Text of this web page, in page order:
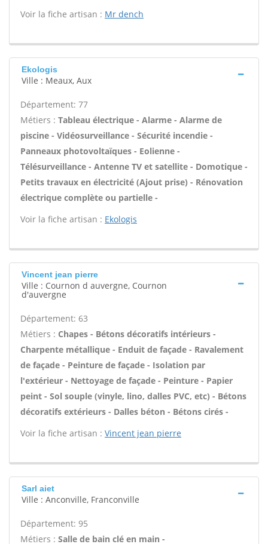
Voir la fiche artisan : Mr dench
Ekologis
Ville : Meaux, Aux
Département: 77
Métiers : Tableau électrique - Alarme - Alarme de
piscine - Vidéosurveillance - Sécurité incendie -
Panneaux photovoltaïques - Eolienne -
Télésurveillance - Antenne TV et satellite - Domotique -
Petits travaux en électricité (Ajout prise) - Rénovation
électrique complète ou partielle -
Voir la fiche artisan : Ekologis
Vincent jean pierre
Ville : Cournon d auvergne, Cournon
d'auvergne
Département: 63
Métiers : Chapes - Bétons décoratifs intérieurs -
Charpente métallique - Enduit de façade - Ravalement
de façade - Peinture de façade - Isolation par
l'extérieur - Nettoyage de façade - Peinture - Papier
peint - Sol souple (vinyle, lino, dalles PVC, etc) - Bétons
décoratifs extérieurs - Dalles béton - Bétons cirés -
Voir la fiche artisan : Vincent jean pierre
Sarl aiet
Ville : Anconville, Franconville
Département: 95
Métiers : Salle de bain clé en main -